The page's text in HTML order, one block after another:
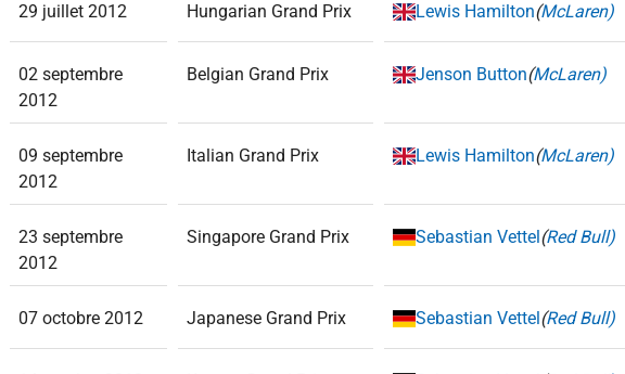
29 juillet 2012 Hungarian Grand Prix Lewis Hamilton(McLaren)
02 septembre
2012
Belgian Grand Prix Jenson Button(McLaren)
09 septembre
2012
Italian Grand Prix Lewis Hamilton(McLaren)
23 septembre
2012
Singapore Grand Prix Sebastian Vettel(Red Bull)
07 octobre 2012 Japanese Grand Prix Sebastian Vettel(Red Bull)